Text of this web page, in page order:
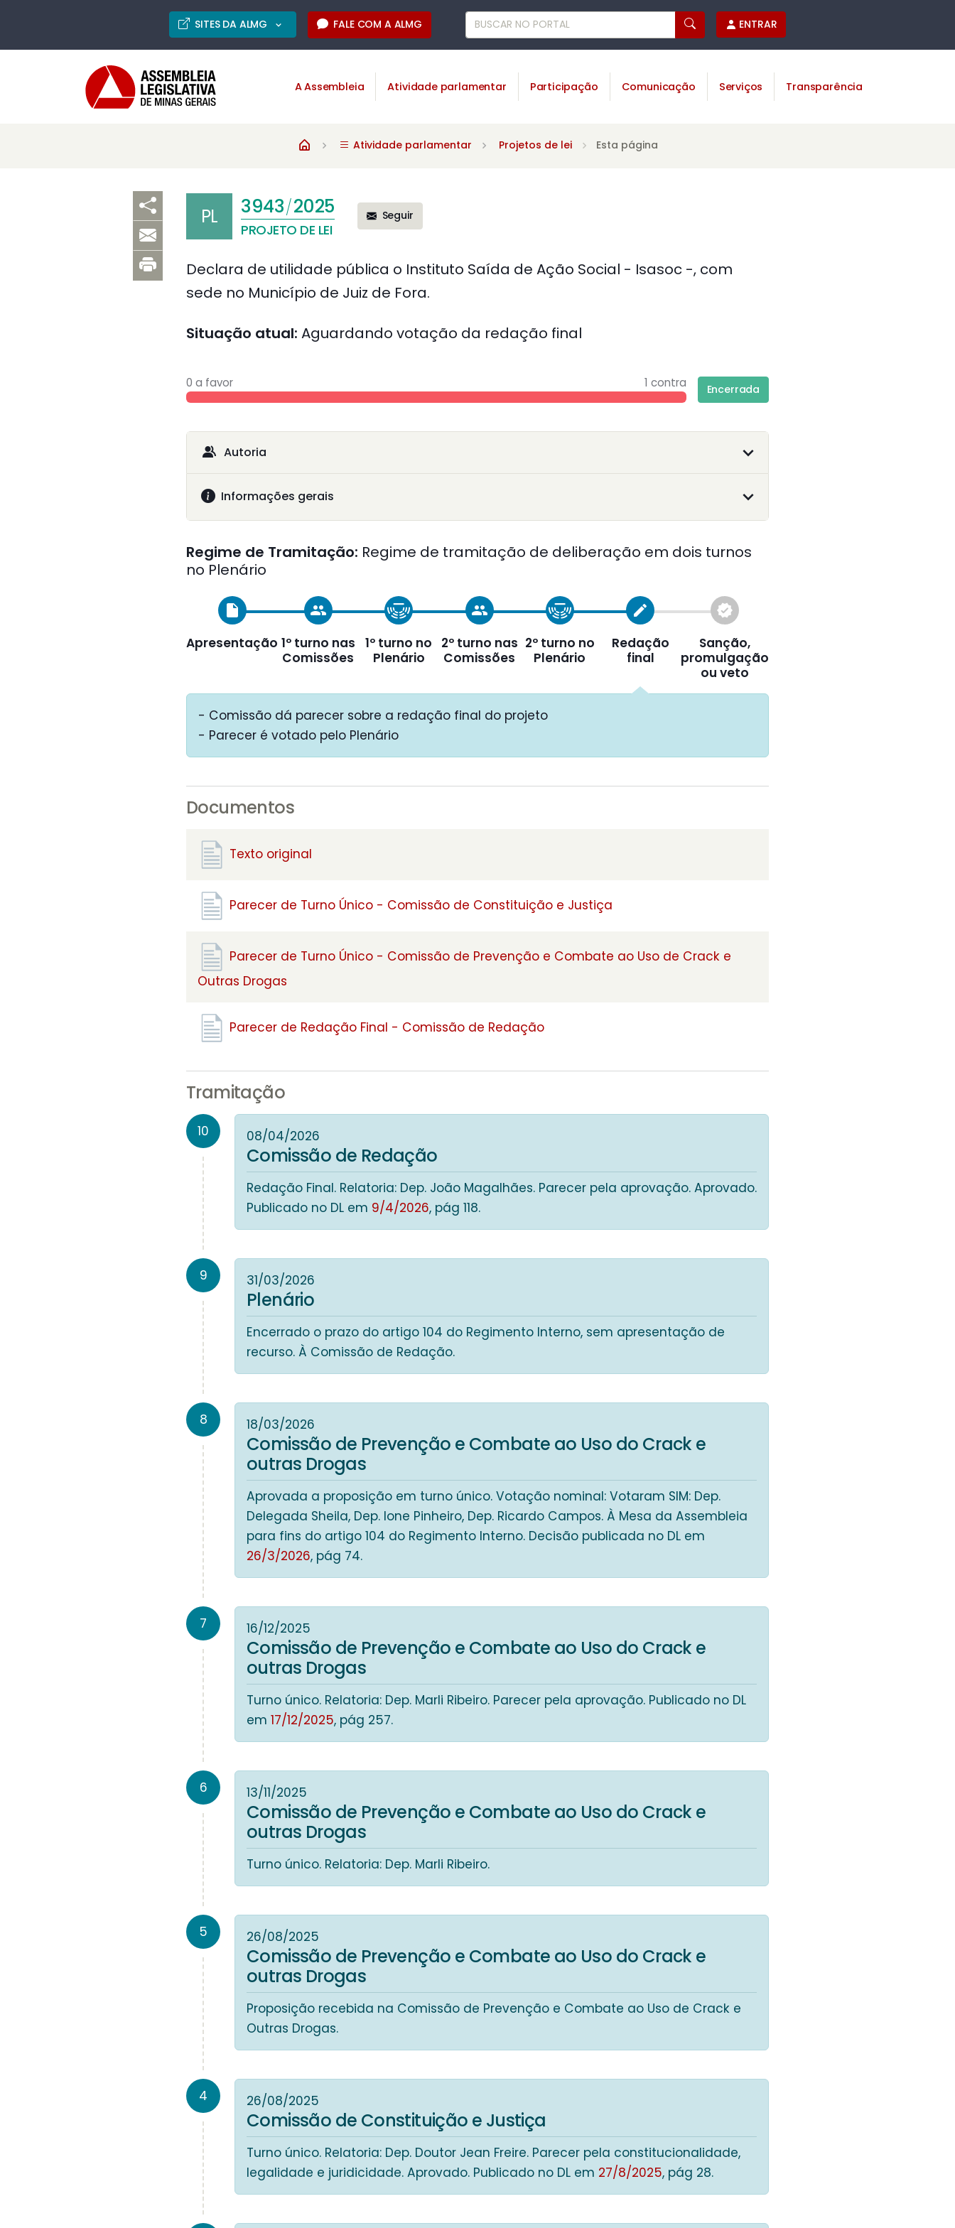
SITES DA ALMG FALE COM A ALMG ENTRAR
A Assembleia Atividade parlamentar Participação Comunicação Serviços Transparência
Atividade parlamentar Projetos de lei Esta página
PL 3943/2025
PROJETO DE LEI
Seguir
Declara de utilidade pública o Instituto Saída de Ação Social - Isasoc -, com
sede no Município de Juiz de Fora.
Situação atual: Aguardando votação da redação final
0 a favor 1 contra Encerrada
Autoria
Informações gerais
Regime de Tramitação: Regime de tramitação de deliberação em dois turnos
no Plenário
insert_drive_file
Apresentação
group
1º turno nas
Comissões
1º turno no
Plenário
group
2º turno nas
Comissões
2º turno no
Plenário
create
Redação
final
verified
Sanção,
promulgação
ou veto
- Comissão dá parecer sobre a redação final do projeto
- Parecer é votado pelo Plenário
Documentos
Texto original
Parecer de Turno Único - Comissão de Constituição e Justiça
Parecer de Turno Único - Comissão de Prevenção e Combate ao Uso de Crack e
Outras Drogas
Parecer de Redação Final - Comissão de Redação
Tramitação
10 08/04/2026
Comissão de Redação
Redação Final. Relatoria: Dep. João Magalhães. Parecer pela aprovação. Aprovado.
Publicado no DL em 9/4/2026, pág 118.
9 31/03/2026
Plenário
Encerrado o prazo do artigo 104 do Regimento Interno, sem apresentação de
recurso. À Comissão de Redação.
8 18/03/2026
Comissão de Prevenção e Combate ao Uso do Crack e
outras Drogas
Aprovada a proposição em turno único. Votação nominal: Votaram SIM: Dep.
Delegada Sheila, Dep. Ione Pinheiro, Dep. Ricardo Campos. À Mesa da Assembleia
para fins do artigo 104 do Regimento Interno. Decisão publicada no DL em
26/3/2026, pág 74.
7 16/12/2025
Comissão de Prevenção e Combate ao Uso do Crack e
outras Drogas
Turno único. Relatoria: Dep. Marli Ribeiro. Parecer pela aprovação. Publicado no DL
em 17/12/2025, pág 257.
6 13/11/2025
Comissão de Prevenção e Combate ao Uso do Crack e
outras Drogas
Turno único. Relatoria: Dep. Marli Ribeiro.
5 26/08/2025
Comissão de Prevenção e Combate ao Uso do Crack e
outras Drogas
Proposição recebida na Comissão de Prevenção e Combate ao Uso de Crack e
Outras Drogas.
4 26/08/2025
Comissão de Constituição e Justiça
Turno único. Relatoria: Dep. Doutor Jean Freire. Parecer pela constitucionalidade,
legalidade e juridicidade. Aprovado. Publicado no DL em 27/8/2025, pág 28.